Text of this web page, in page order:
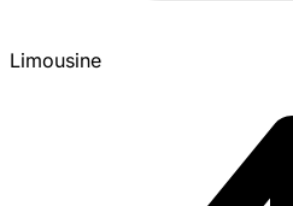
Limousine